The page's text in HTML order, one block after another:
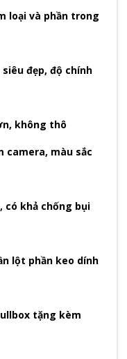
loại và phần trong
đẹp, độ chính
không thô
camera, màu sắc
có khả chống bụi
lột phần keo dính
tặng kèm